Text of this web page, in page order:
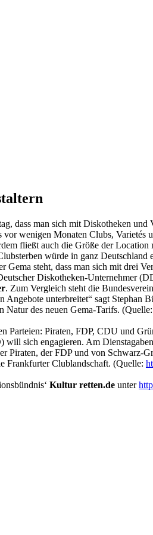
dass man sich mit Diskotheken
wenigen Monaten Clubs, Varietés
fließt auch die Größe der
würde in ganz
steht, dass man sich mit drei
Diskotheken-Unternehmer
. Zum Vergleich steht die
unterbreitet“ sagt Stephan
Natur des neuen Gema-Tarifs. (Quelle:
Piraten, FDP, CDU und
sich engagieren. Am
Piraten, der FDP und von Schwarz-
Frankfurter Clublandschaft. (Quelle:
Kultur retten.de unter